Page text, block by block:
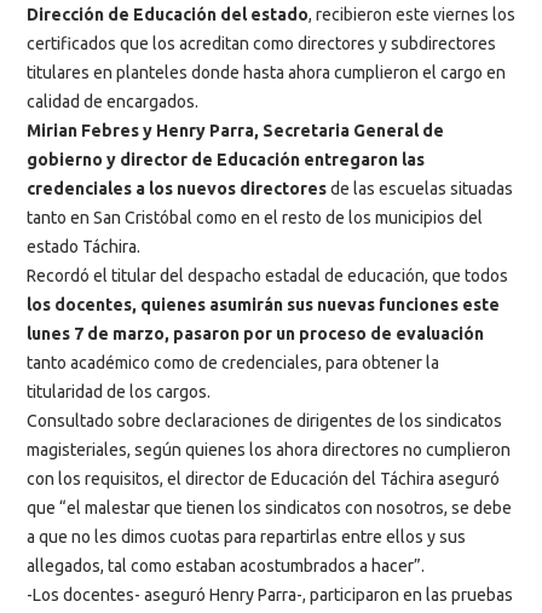
Dirección de Educación del estado, recibieron este viernes los
certificados que los acreditan como directores y subdirectores
titulares en planteles donde hasta ahora cumplieron el cargo en
calidad de encargados.
Mirian Febres y Henry Parra, Secretaria General de
gobierno y director de Educación entregaron las
credenciales a los nuevos directoresde las escuelas situadas
tanto en San Cristóbal como en el resto de los municipios del
estado Táchira.
Recordó el titular del despacho estadal de educación, que todos
los docentes, quienes asumirán sus nuevas funciones este
lunes 7 de marzo, pasaron por un proceso de evaluación
tanto académico como de credenciales, para obtener la
titularidad de los cargos.
Consultado sobre declaraciones de dirigentes de los sindicatos
magisteriales, según quienes los ahora directores no cumplieron
con los requisitos, el director de Educación del Táchira aseguró
que “el malestar que tienen los sindicatos con nosotros, se debe
a que no les dimos cuotas para repartirlas entre ellos y sus
allegados, tal como estaban acostumbrados a hacer”.
-Los docentes- aseguró Henry Parra-, participaron en las pruebas